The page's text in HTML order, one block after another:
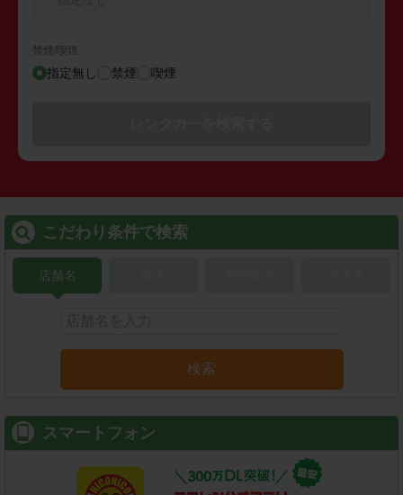
禁煙/喫煙
指定無し 禁煙 喫煙
こだわり条件で検索
店舗名
検索
スマートフォン